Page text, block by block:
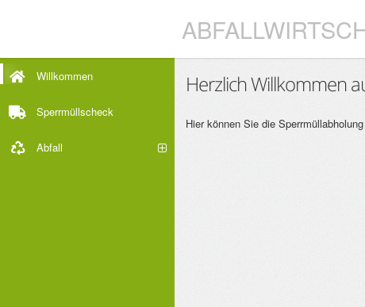
Willkommen
Sperrmüllscheck
Abfall
Herzlich Willkommen
Hier können Sie die